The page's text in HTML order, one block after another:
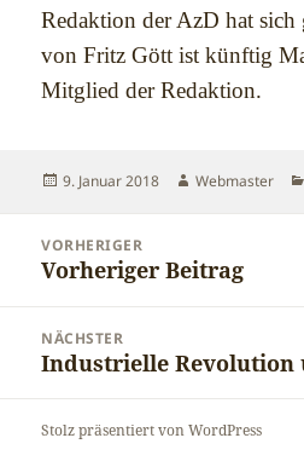
Redaktion der AzD hat sich
von Fritz Gött ist künftig
Mitglied der Redaktion.
Veröffentlicht
9. Januar 2018 Autor
Webmaster
VORHERIGER
Vorheriger
Vorheriger Beitrag
NÄCHSTER
Nächster
Industrielle Revolution
Stolz präsentiert von WordPress